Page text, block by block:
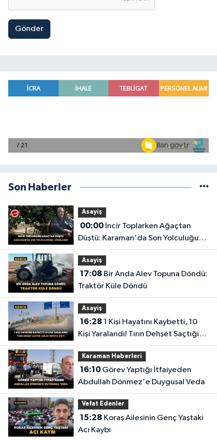
Gönder
Son Haberler
Asayiş
00:00İncir Toplarken Ağaçtan
Düştü: Karaman'da Son Yolculuğuna
Uğurlandı
Asayiş
17:08
Traktör Küle Döndü
Asayiş
16:28
Kişi Yaralandı! Tırın Dehşet Saçtığı
Anlar Ortaya Çıktı
Karaman Haberleri
16:10Görev Yaptığı İtfaiyeden
Abdullah Dönmez'e Duygusal Veda
Vefat Edenler
15:28
Acı Kaybı